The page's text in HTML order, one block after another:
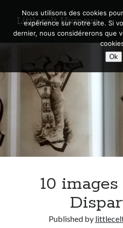
Littlecelt Humeur
Sidebar
Derniers articles
Municipales 2026 : Lyon, Métropole et
Quel Lyonnais es-tu, Renaud Ducher ?
A quand une véritable place pour le
Comment je vis ma vie sur un vélo
10
Published by
Nous utilisons des cookies
expérience sur notre site. Si
dernier, nous considérerons que
Ok